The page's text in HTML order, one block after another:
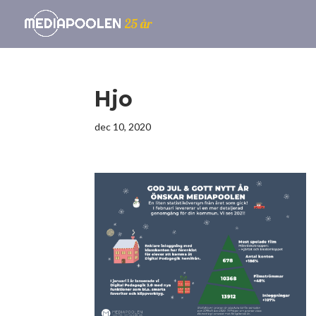
Hjo
dec 10, 2020